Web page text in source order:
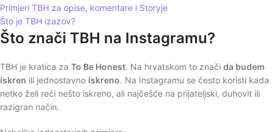
Primjeri TBH za opise, komentare i Storyje
Što je TBH izazov?
Što znači TBH na Instagramu?
TBH je kratica za To Be Honest. Na hrvatskom to znači da budem
iskren ili jednostavno iskreno. Na Instagramu se često koristi kada
netko želi reći nešto iskreno, ali najčešće na prijateljski, duhovit ili
razigran način.